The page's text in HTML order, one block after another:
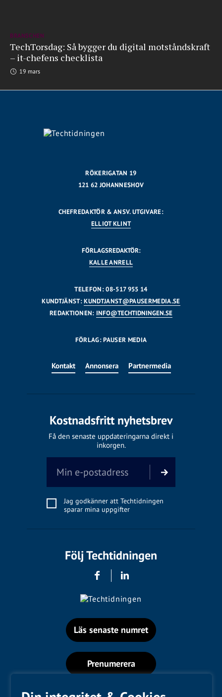
BRANSCHEN
TechTorsdag: Så bygger du digital motståndskraft
– it-chefens checklista
19 mars
RÖKERIGATAN 19
121 62 JOHANNESHOV
CHEFREDAKTÖR & ANSV. UTGIVARE:
ELLIOT KLINT
FÖRLAGSREDAKTÖR:
KALLE ANRELL
TELEFON: 08-517 955 14
KUNDTJÄNST:KUNDTJANST@PAUSERMEDIA.SE
REDAKTIONEN: INFO@TECHTIDNINGEN.SE
FÖRLAG: PAUSER MEDIA
Kontakt Annonsera Partnermedia
Kostnadsfritt nyhetsbrev
Få den senaste uppdateringarna direkt i
inkorgen.
Jag godkänner att Techtidningen
sparar mina uppgifter
Följ Techtidningen
Läs senaste numret
Prenumerera